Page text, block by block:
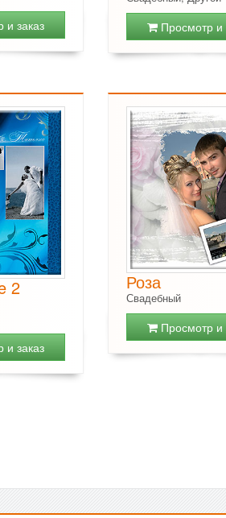
заказ Просмотр и
2
заказ
Роза
Свадебный
Просмотр и